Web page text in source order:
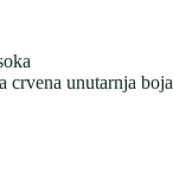
crvena unutarnja boja